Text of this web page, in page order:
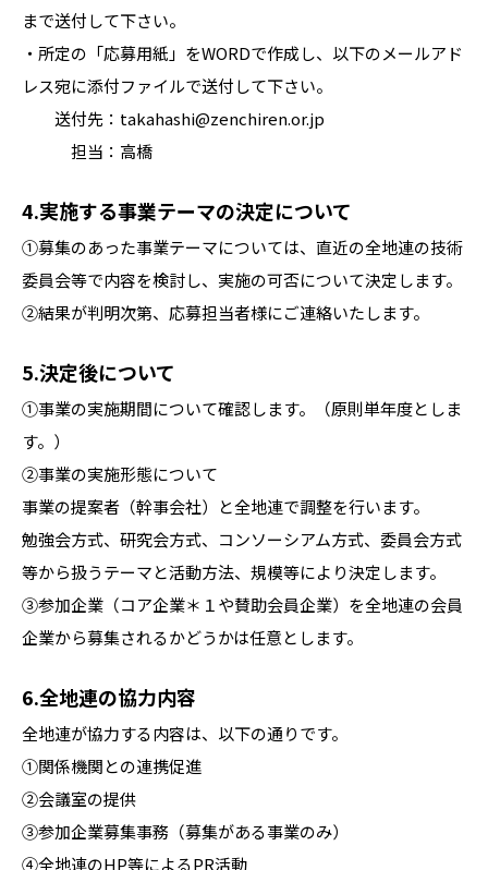
まで送付して下さい。
・所定の「応募用紙」をWORDで作成し、以下のメールアド
レス宛に添付ファイルで送付して下さい。
送付先：takahashi@zenchiren.or.jp
担当：高橋
4.実施する事業テーマの決定について
①募集のあった事業テーマについては、直近の全地連の技術
委員会等で内容を検討し、実施の可否について決定します。
②結果が判明次第、応募担当者様にご連絡いたします。
5.決定後について
①事業の実施期間について確認します。（原則単年度としま
す。）
②事業の実施形態について
事業の提案者（幹事会社）と全地連で調整を行います。
勉強会方式、研究会方式、コンソーシアム方式、委員会方式
等から扱うテーマと活動方法、規模等により決定します。
③参加企業（コア企業＊１や賛助会員企業）を全地連の会員
企業から募集されるかどうかは任意とします。
6.全地連の協力内容
全地連が協力する内容は、以下の通りです。
①関係機関との連携促進
②会議室の提供
③参加企業募集事務（募集がある事業のみ）
④全地連のHP等によるPR活動